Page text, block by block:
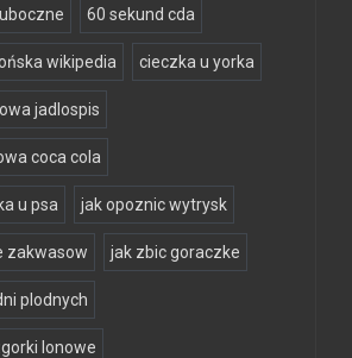
60 sekund cda
wikipedia cieczka u yorka
jadlospis
coca cola
u psa jak opoznic wytrysk
zakwasow jak zbic goraczke
plodnych
lonowe